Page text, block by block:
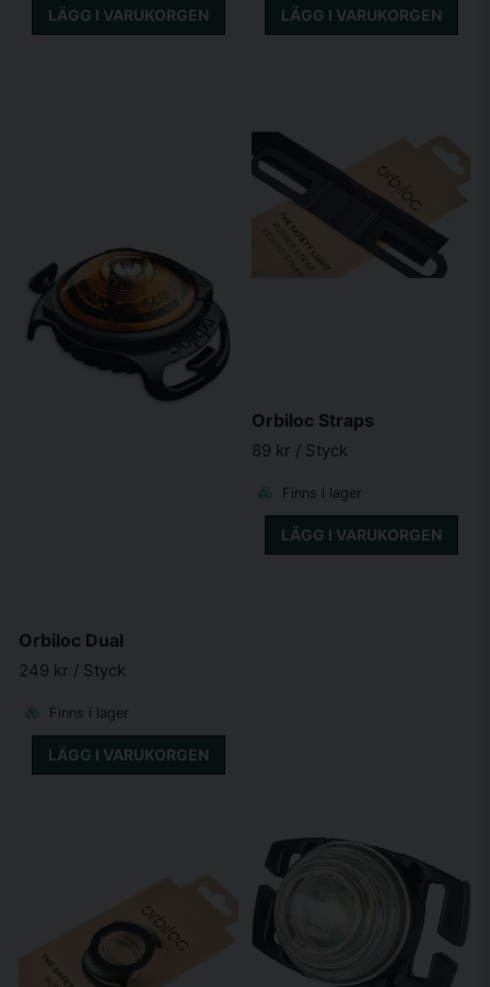
LÄGG I VARUKORGEN LÄGG I VARUKORGEN
Orbiloc Dual
249 kr / Styck
Finns i lager
LÄGG I VARUKORGEN
Orbiloc Straps
89 kr / Styck
Finns i lager
LÄGG I VARUKORGEN